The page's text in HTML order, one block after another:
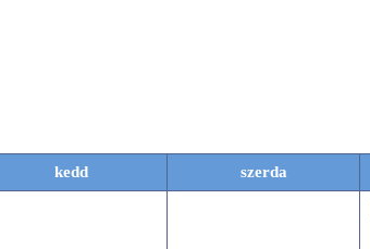
kedd szerda